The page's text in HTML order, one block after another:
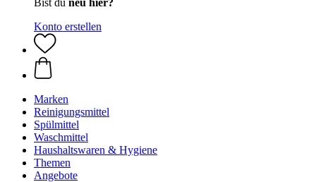
Bist du neu hier?
Konto erstellen
Marken
Reinigungsmittel
Spülmittel
Waschmittel
Haushaltswaren & Hygiene
Themen
Angebote